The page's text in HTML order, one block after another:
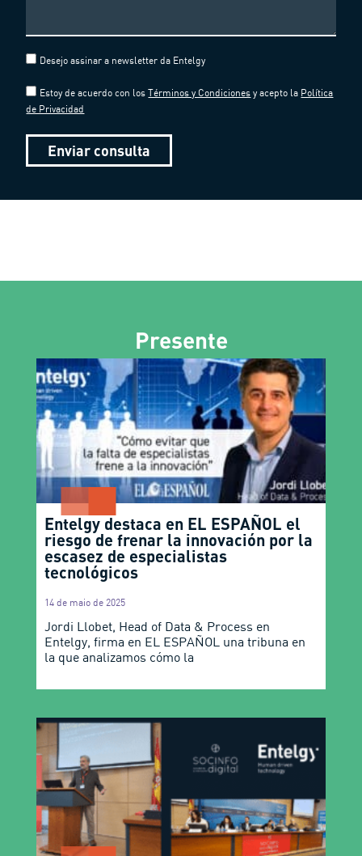
Desejo assinar a newsletter da Entelgy
Estoy de acuerdo con losTérminos y Condiciones y acepto la Política
de Privacidad
Enviar consulta
Presente
Entelgy destaca en EL ESPAÑOL el
riesgo de frenar la innovación por la
escasez de especialistas
tecnológicos
14 de maio de 2025
Jordi Llobet, Head of Data & Process en
Entelgy, firma en EL ESPAÑOL una tribuna en
la que analizamos cómo la